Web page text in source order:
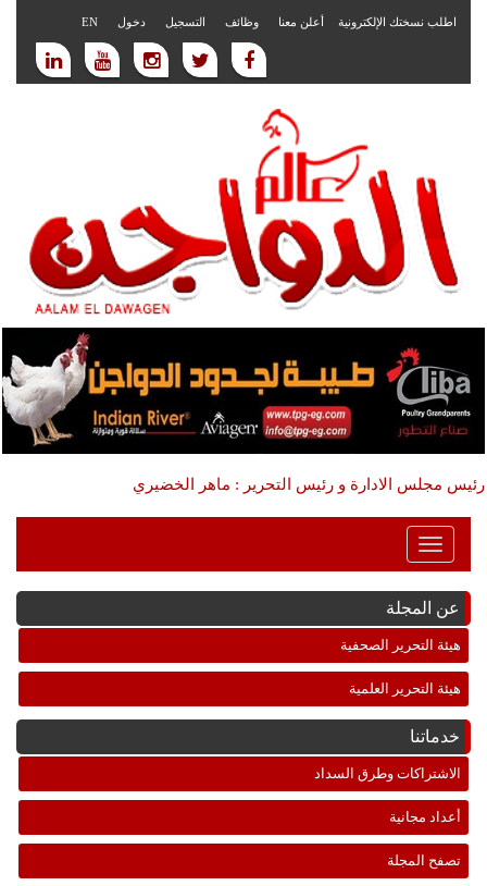
اطلب نسختك الإلكترونية أعلن معنا وظائف التسجيل دخول EN
رئيس مجلس الادارة و رئيس التحرير : ماهر الخضيري
Toggle
Navigation
عن المجلة
هيئة التحرير الصحفية
هيئة التحرير العلمية
خدماتنا
الاشتراكات وطرق السداد
أعداد مجانية
تصفح المجلة